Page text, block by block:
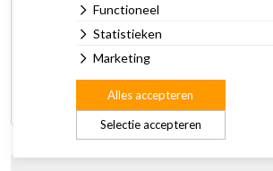
Dit zorgt voor meer veiligheid en
• Maat S is geschikt voor volwassen katten.
Functioneel
Statistieken
Marketing
Selectie accepteren
Alles accepteren